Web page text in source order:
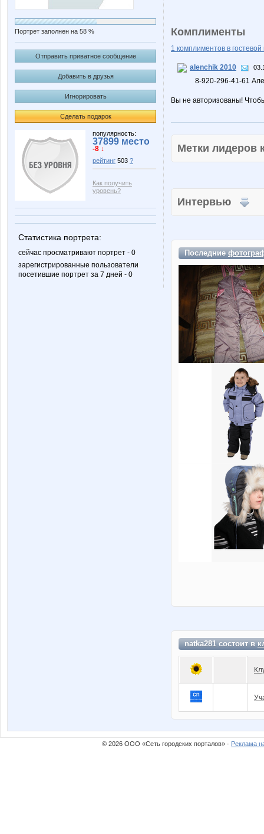
Портрет заполнен на 58 %
Отправить приватное сообщение
Добавить в друзья
Игнорировать
Сделать подарок
популярность:
37899 место
-8 ↓
рейтинг 503 ?
Как получить
уровень?
Статистика портрета:
сейчас просматривают портрет - 0
зарегистрированные пользователи
посетившие портрет за 7 дней - 0
Комплименты
1 комплиментов в гостевой
alenchik 2010
8-920-296-41-61
Вы не авторизованы!
Метки
Интервью
Последние
natka281 состоит в
© 2026 ООО «Сеть городских порталов» · Реклама